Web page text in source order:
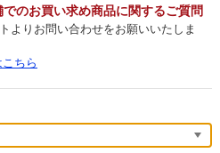
のお買い求め商品に関するご質問
よりお問い合わせをお願いいたしま
ちら